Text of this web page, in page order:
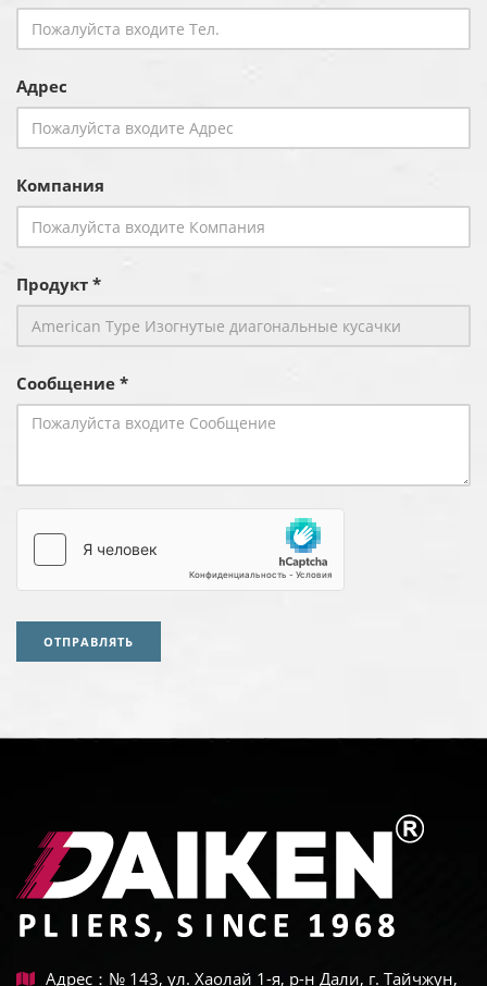
Адрес
Компания
Продукт *
Сообщение *
ОТПРАВЛЯТЬ
Адрес：№ 143, ул. Хаолай 1-я, р-н Дали, г. Тайчжун,